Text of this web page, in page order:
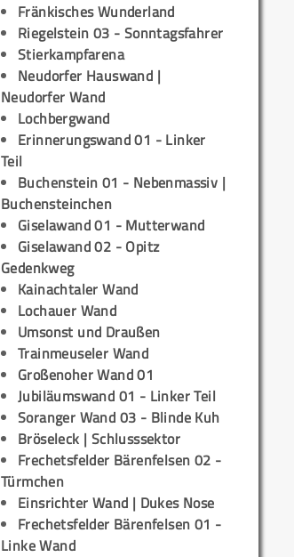
Fränkisches Wunderland
Riegelstein 03 - Sonntagsfahrer
Stierkampfarena
Neudorfer Hauswand |
Neudorfer Wand
Lochbergwand
Erinnerungswand 01 - Linker
Teil
Buchenstein 01 - Nebenmassiv |
Buchensteinchen
Giselawand 01 - Mutterwand
Giselawand 02 - Opitz
Gedenkweg
Kainachtaler Wand
Lochauer Wand
Umsonst und Draußen
Trainmeuseler Wand
Großenoher Wand 01
Jubiläumswand 01 - Linker Teil
Soranger Wand 03 - Blinde Kuh
Bröseleck | Schlusssektor
Frechetsfelder Bärenfelsen 02 -
Türmchen
Einsrichter Wand | Dukes Nose
Frechetsfelder Bärenfelsen 01 -
Linke Wand